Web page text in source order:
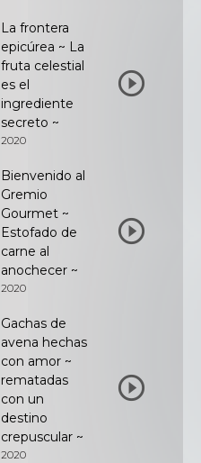
La frontera
epicúrea ~ La
fruta celestial
es el
ingrediente
secreto ~
2020
Bienvenido al
Gremio
Gourmet ~
Estofado de
carne al
anochecer ~
2020
Gachas de
avena hechas
con amor ~
rematadas
con un
destino
crepuscular ~
2020